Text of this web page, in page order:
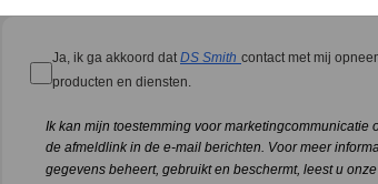
Ja, ik ga akkoord datDS Smith contact met mij
producten en diensten.
Ik kan mijn toestemming voor marketingcommunicatie
de afmeldlink in de e-mail berichten. Voor meer
gegevens beheert, gebruikt en beschermt, leest u onze